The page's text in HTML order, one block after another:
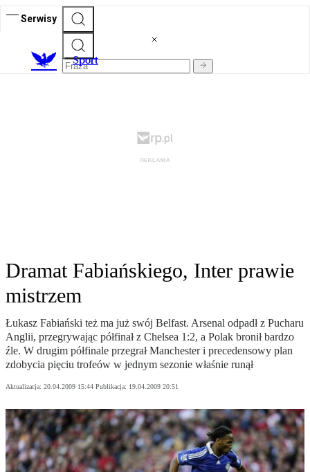
Serwisy
Sport
Dramat Fabiańskiego, Inter prawie
mistrzem
Łukasz Fabiański też ma już swój Belfast. Arsenal odpadł z Pucharu
Anglii, przegrywając półfinał z Chelsea 1:2, a Polak bronił bardzo
źle. W drugim półfinale przegrał Manchester i precedensowy plan
zdobycia pięciu trofeów w jednym sezonie właśnie runął
Aktualizacja: 20.04.2009 15:44 Publikacja: 19.04.2009 20:51